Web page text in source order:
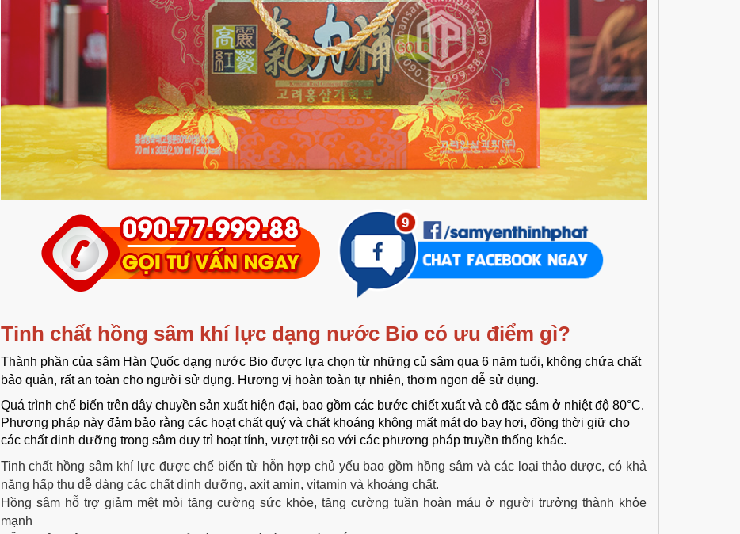
Tinh chất hồng sâm khí lực dạng nước Bio có ưu điểm gì?
Thành phần của sâm Hàn Quốc dạng nước Bio được lựa chọn từ những củ sâm qua 6 năm tuổi, không chứa chất
bảo quản, rất an toàn cho người sử dụng. Hương vị hoàn toàn tự nhiên, thơm ngon dễ sử dụng.
Quá trình chế biến trên dây chuyền sản xuất hiện đại, bao gồm các bước chiết xuất và cô đặc sâm ở nhiệt độ 80°C.
Phương pháp này đảm bảo rằng các hoạt chất quý và chất khoáng không mất mát do bay hơi, đồng thời giữ cho
các chất dinh dưỡng trong sâm duy trì hoạt tính, vượt trội so với các phương pháp truyền thống khác.
Tinh chất hồng sâm khí lựcđược chế biến từ hỗn hợp chủ yếu bao gồm hồng sâm và các loại thảo dược, có khả
năng hấp thụ dễ dàng các chất dinh dưỡng, axit amin, vitamin và khoáng chất.
Hồng sâm hỗ trợ giảm mệt mỏi tăng cường sức khỏe, tăng cường tuần hoàn máu ở người trưởng thành khỏe
mạnh